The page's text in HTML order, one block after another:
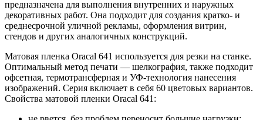
предназначена для выполнения внутренних и наружных
декоративных работ. Она подходит для создания кратко- и
среднесрочной уличной рекламы, оформления витрин,
стендов и других аналогичных конструкций.
Матовая пленка Oracal 641 используется для резки на станке.
Оптимальный метод печати — шелкография, также подходит
офсетная, термотрансферная и УФ-технология нанесения
изображений. Серия включает в себя 60 цветовых вариантов.
Свойства матовой пленки Oracal 641: